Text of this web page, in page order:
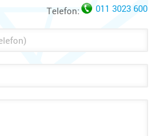
Telefon: 011 3023 600